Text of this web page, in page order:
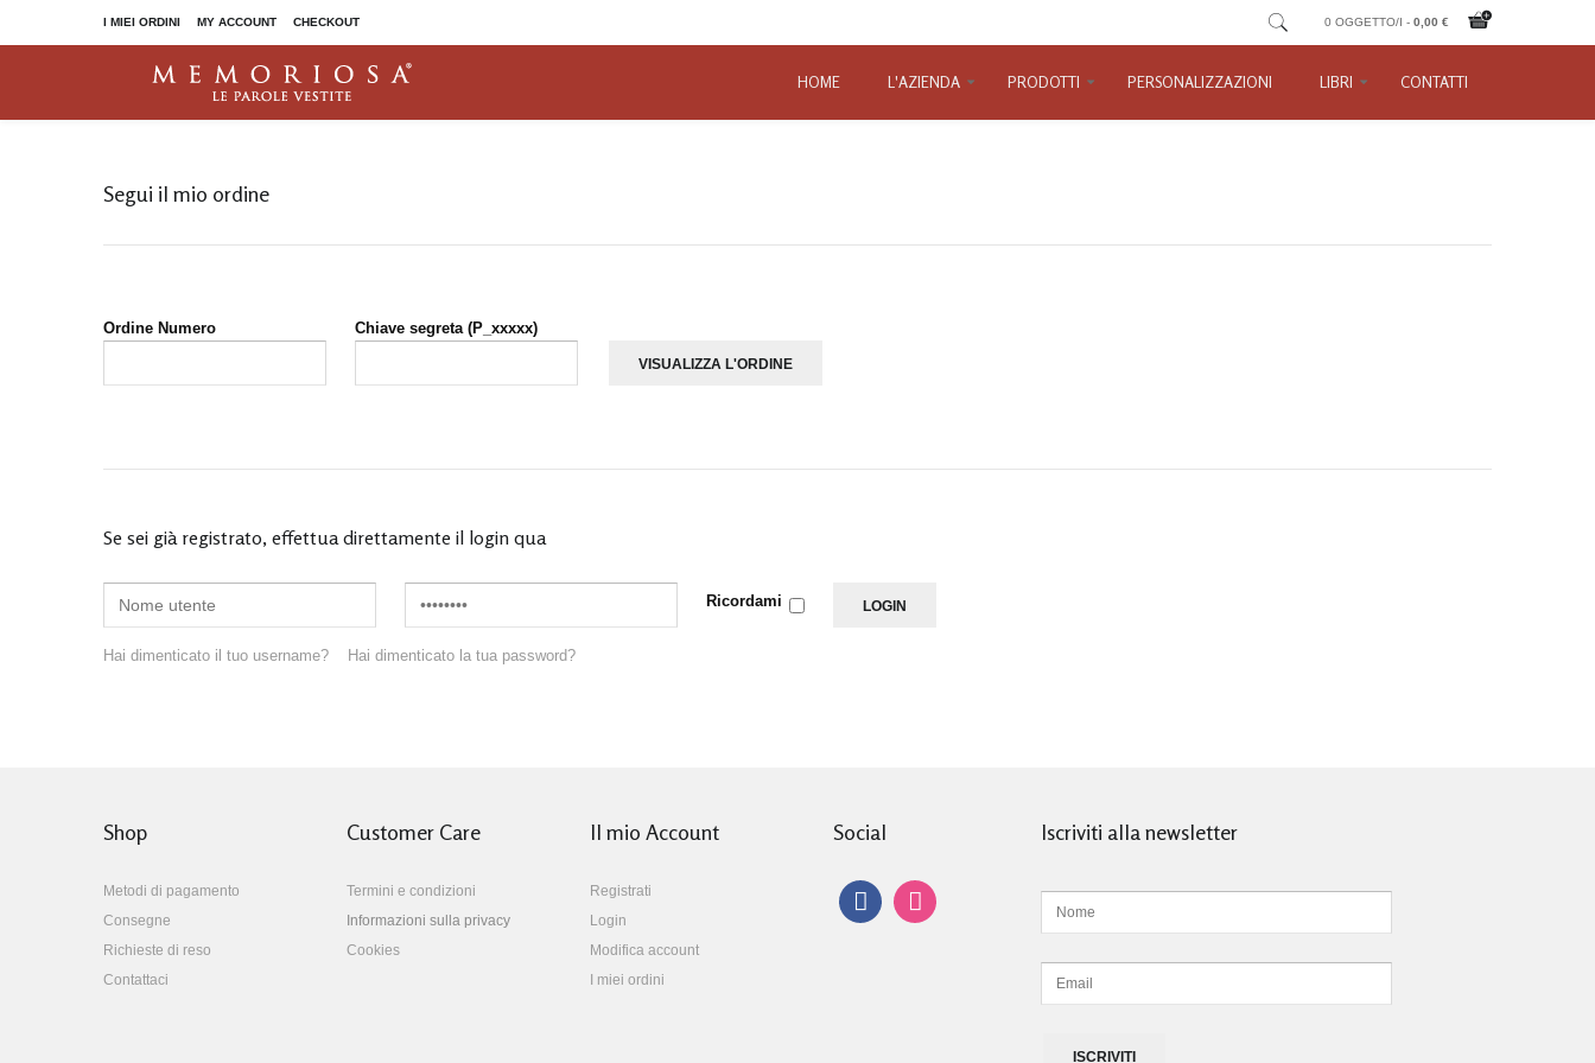
I MIEI ORDINI MY ACCOUNT CHECKOUT 0 OGGETTO/I - 0,00 €
HOME L'AZIENDA PRODOTTI
Taccuino Orion
Quaderni
Segnacalici
PERSONALIZZAZIONI LIBRI CONTATTI
Segui il mio ordine
Ordine Numero Chiave segreta (P_xxxxx)
Se sei già registrato, effettua direttamente il login qua
Ricordami
Hai dimenticato il tuo username? Hai dimenticato la tua password?
Shop
Metodi di pagamento
Consegne
Richieste di reso
Contattaci
Customer Care
Termini e condizioni
Informazioni sulla privacy
Cookies
Il mio Account
Registrati
Login
Modifica account
I miei ordini
Social Iscriviti alla newsletter